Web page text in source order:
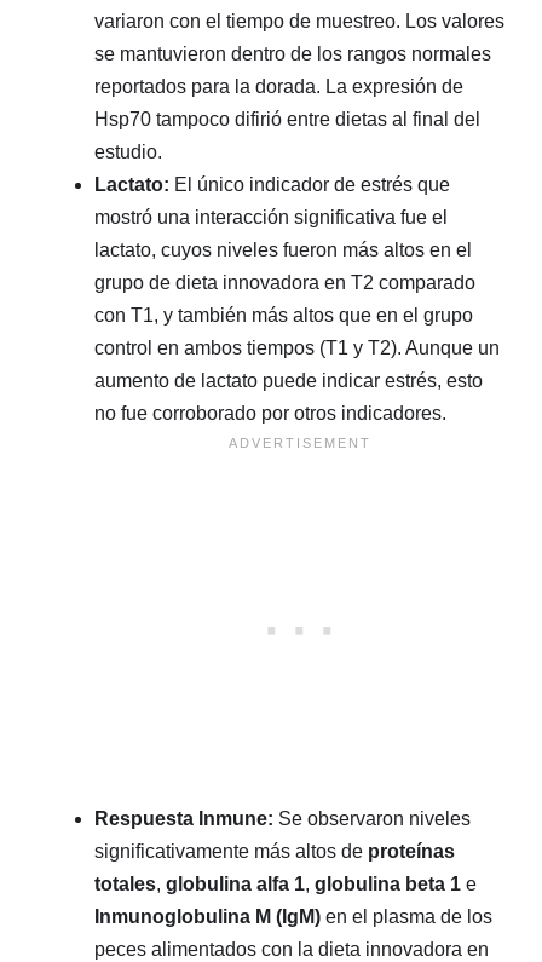
variaron con el tiempo de muestreo. Los valores
se mantuvieron dentro de los rangos normales
reportados para la dorada. La expresión de
Hsp70 tampoco difirió entre dietas al final del
estudio.
Lactato: El único indicador de estrés que
mostró una interacción significativa fue el
lactato, cuyos niveles fueron más altos en el
grupo de dieta innovadora en T2 comparado
con T1, y también más altos que en el grupo
control en ambos tiempos (T1 y T2). Aunque un
aumento de lactato puede indicar estrés, esto
no fue corroborado por otros indicadores.
Respuesta Inmune: Se observaron niveles
significativamente más altos de proteínas
totales, globulina alfa 1, globulina beta 1 e
Inmunoglobulina M (IgM) en el plasma de los
peces alimentados con la dieta innovadora en